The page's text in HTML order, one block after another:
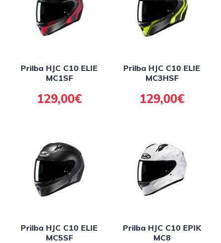
Prilba HJC C10 ELIE
MC1SF
129,00€
Prilba HJC C10 ELIE
MC3HSF
129,00€
Prilba HJC C10 ELIE
MC5SF
Prilba HJC C10 EPIK
MC8